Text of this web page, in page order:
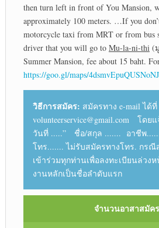
then turn left in front of You Mansion,
approximately 100 meters. …If you
motorcycle taxi from MRT or from bus
driver that you will go to Mu-la-ni-thi (
Summer Mansion, fee about 15 baht.
https://goo.gl/maps/
วิธีการสมัคร: สมัครทาง e-mail ได้ที่
volunteerservice@gmail.com โดย
วันที่ .....” ชื่อ/สกุล ....... อาชีพ......
โทร....... ไม่รับสมัครทางโทร. กร
เข้าร่วมทุกท่านเพื่อลงทะเบียนล่วง
งานหลักเป็นชื่อลำดับแรก
จำนวนอาสาสมัค